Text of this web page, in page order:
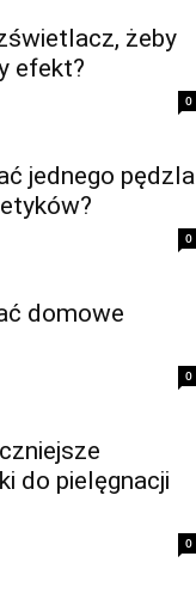
żeby
efekt?
0
jednego pędzla
0
domowe
0
do pielęgnacji
0